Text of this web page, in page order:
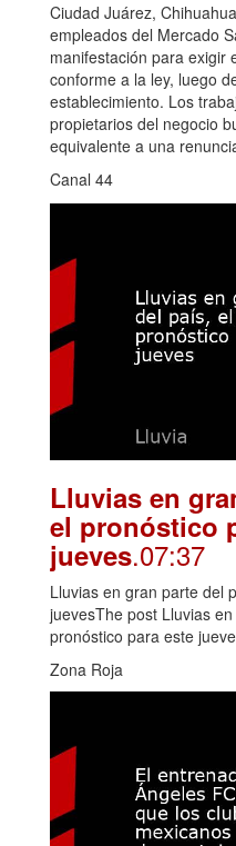
Ciudad Juárez,
empleados del Mercado
manifestación para exigir
conforme a la ley, luego
establecimiento. Los
propietarios del negocio
equivalente a una
Canal 44
Lluvias en
el pronóstico
jueves.07:37
Lluvias en gran parte del
juevesThe post Lluvias
pronóstico para este
Zona Roja